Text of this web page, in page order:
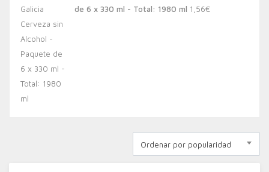
de 6 x 330 ml - Total: 1980 ml 1,56€
Ordenar por popularidad